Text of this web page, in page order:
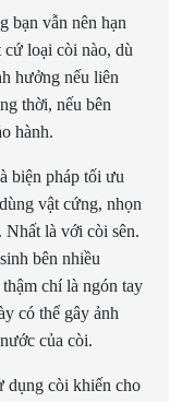
bạn vẫn nên hạn
loại còi nào, dù
hưởng nếu liên
thời, nếu bên
hành.
biện pháp tối ưu
vật cứng, nhọn
Nhất là với còi sên.
bên nhiều
chí là ngón tay
có thể gây ảnh
của còi.
dụng còi khiến cho